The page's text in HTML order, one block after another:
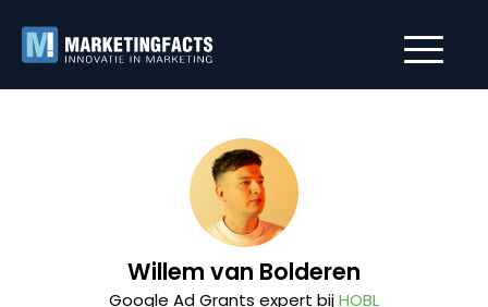
Willem van Bolderen
Google Ad Grants expert bijHOBL